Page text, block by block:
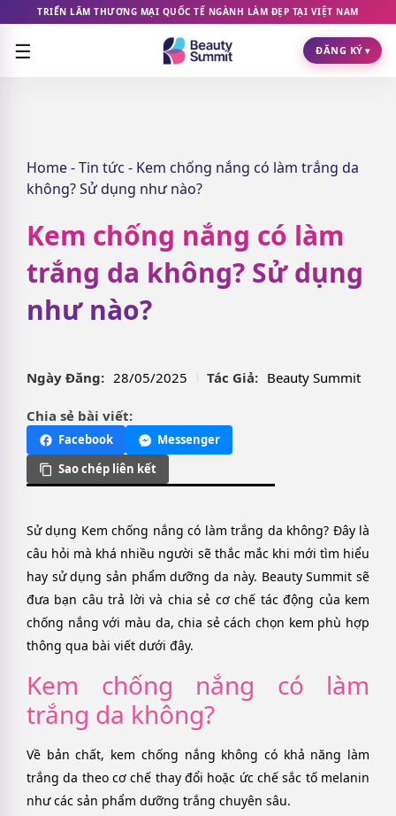
TRIỂN LÃM THƯƠNG MẠI QUỐC TẾ NGÀNH LÀM ĐẸP TẠI VIỆT NAM
☰ ĐĂNG KÝ ▾
Home-Tin tức - Kem chống nắng có làm trắng da
không? Sử dụng như nào?
Kem chống nắng có làm
trắng da không? Sử dụng
như nào?
Ngày Đăng: 28/05/2025 Tác Giả: Beauty Summit
Chia sẻ bài viết:
Facebook
Messenger
Sao chép liên kết
Sử dụng Kem chống nắng có làm trắng da không? Đây là
câu hỏi mà khá nhiều người sẽ thắc mắc khi mới tìm hiểu
hay sử dụng sản phẩm dưỡng da này. Beauty Summit sẽ
đưa bạn câu trả lời và chia sẻ cơ chế tác động của kem
chống nắng với màu da, chia sẻ cách chọn kem phù hợp
thông qua bài viết dưới đây.
Kem chống nắng có làm
trắng da không?
Về bản chất, kem chống nắng không có khả năng làm
trắng da theo cơ chế thay đổi hoặc ức chế sắc tố melanin
như các sản phẩm dưỡng trắng chuyên sâu.